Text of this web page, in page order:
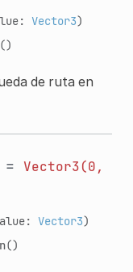
Vector3)
de ruta en
= Vector3(0,
Vector3)
()